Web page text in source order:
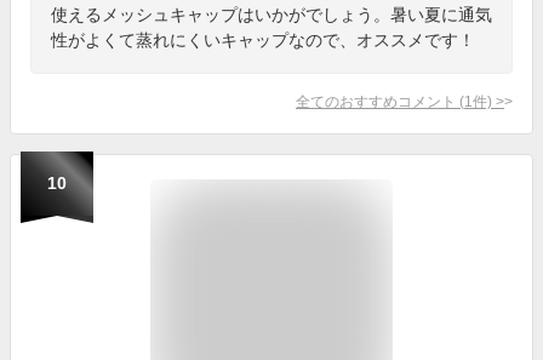
使えるメッシュキャップはいかがでしょう。暑い夏に通気
性がよくて蒸れにくいキャップなので、オススメです！
全てのおすすめコメント (1 件) >
10